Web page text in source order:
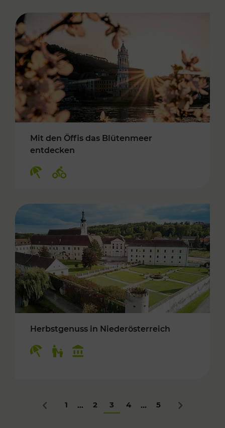
Mit den Öffis das Blütenmeer
entdecken
Herbstgenuss in Niederösterreich
Zurück
1 ... 2 3 4 ... 5 Nächstes